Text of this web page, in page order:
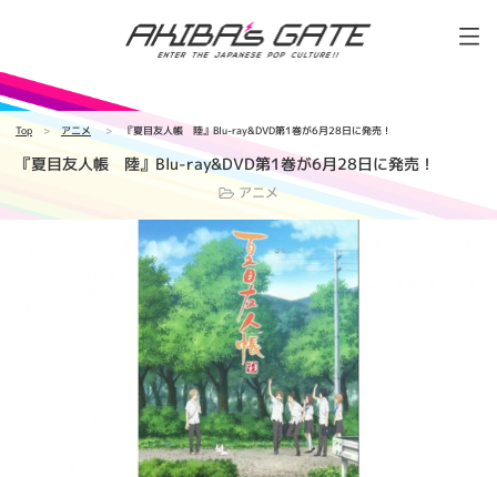
Top アニメ 『夏目友人帳 陸』Blu-ray&DVD第1巻が6月28日に発売！
『夏目友人帳 陸』Blu-ray&DVD第1巻が6月28日に発売！
アニメ